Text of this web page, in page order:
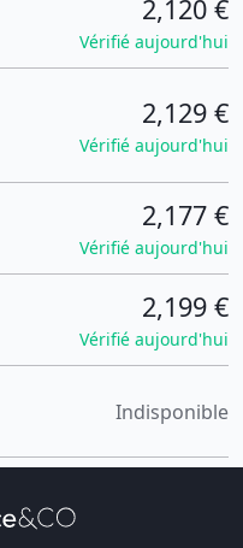
2,120 €
Vérifié aujourd'hui
2,129 €
Vérifié aujourd'hui
2,177 €
Vérifié aujourd'hui
2,199 €
Vérifié aujourd'hui
Indisponible